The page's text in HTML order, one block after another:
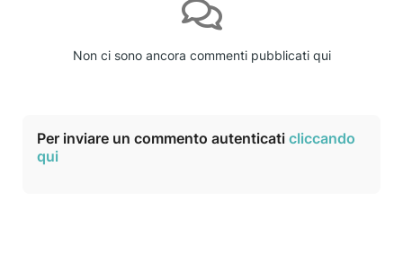
Non ci sono ancora commenti pubblicati qui
Per inviare un commento autenticati cliccando
qui